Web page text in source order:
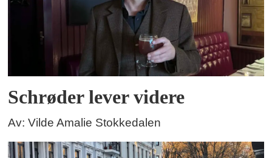
Schrøder lever videre
Av: Vilde Amalie Stokkedalen